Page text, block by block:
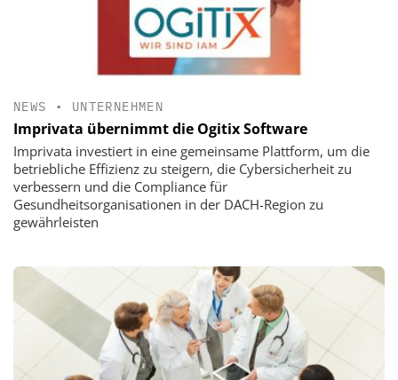
NEWS • UNTERNEHMEN
Imprivata übernimmt die Ogitix Software
Imprivata investiert in eine gemeinsame Plattform, um die
betriebliche Effizienz zu steigern, die Cybersicherheit zu
verbessern und die Compliance für
Gesundheitsorganisationen in der DACH-Region zu
gewährleisten